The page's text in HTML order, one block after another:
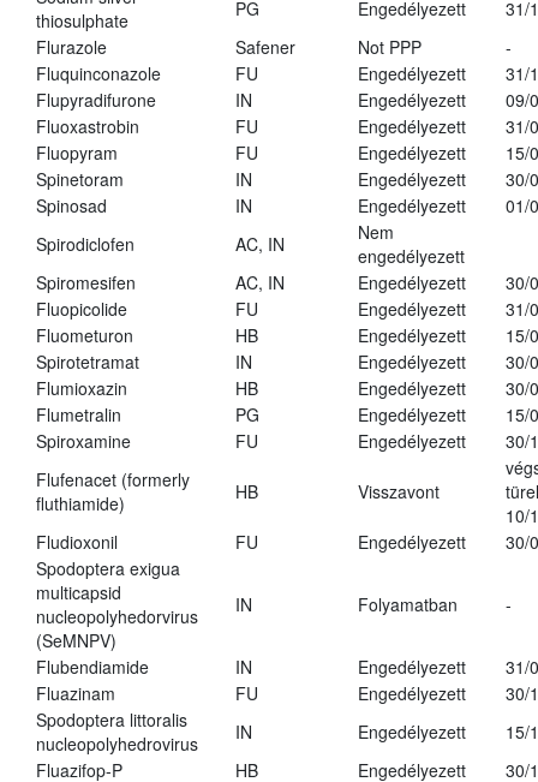
thiosulphate
PG Engedélyezett
31/
Flurazole
Safener Not PPP
-
Fluquinconazole
FU Engedélyezett
31/
Flupyradifurone
IN Engedélyezett
09/
Fluoxastrobin
FU Engedélyezett
31/
Fluopyram
FU Engedélyezett
15/
Spinetoram
IN Engedélyezett
30/
Spinosad
IN Engedélyezett
01/
Spirodiclofen
AC, IN
Nem
engedélyezett
Spiromesifen
AC, IN Engedélyezett
30/
Fluopicolide
FU Engedélyezett
31/
Fluometuron
HB Engedélyezett
15/
Spirotetramat
IN Engedélyezett
30/
Flumioxazin
HB Engedélyezett
30/
Flumetralin
PG Engedélyezett
15/
Spiroxamine
FU Engedélyezett
30/
Flufenacet (formerly
fluthiamide)
HB Visszavont
10/
Fludioxonil
FU Engedélyezett
30/
Spodoptera exigua
multicapsid
nucleopolyhedorvirus
(SeMNPV)
IN Folyamatban -
Flubendiamide IN Engedélyezett
31/
Fluazinam
FU Engedélyezett
30/
Spodoptera littoralis
nucleopolyhedrovirus
IN Engedélyezett
15/
Fluazifop-P
HB Engedélyezett
30/